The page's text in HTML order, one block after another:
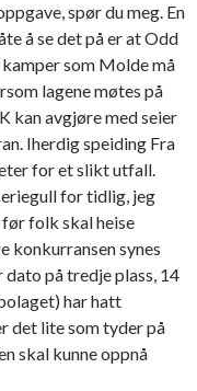
spør du meg. En
å se det på er at Odd
som Molde må
lagene møtes på
kan avgjøre med seier
Iherdig speiding Fra
for et slikt utfall.
for tidlig, jeg
folk skal heise
konkurransen synes
på tredje plass, 14
har hatt
det lite som tyder på
skal kunne oppnå